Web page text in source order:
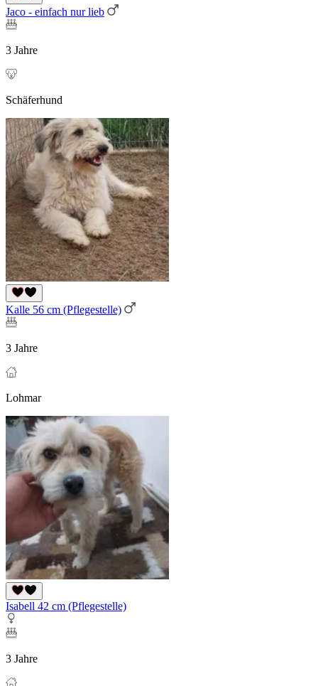
Jaco - einfach nur lieb
3 Jahre
Schäferhund
Kalle 56 cm (Pflegestelle)
3 Jahre
Lohmar
Isabell 42 cm (Pflegestelle)
3 Jahre